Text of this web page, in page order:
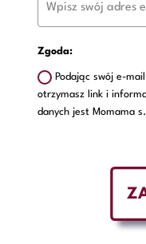
Zgoda:
Podając swój e-
otrzymasz link i
danych jest Momama